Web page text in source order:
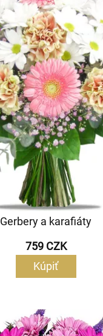
Gerbery a karafiáty
759 CZK
Kúpiť